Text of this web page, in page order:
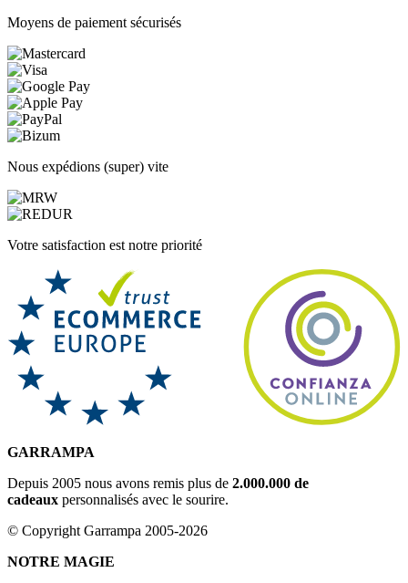
Moyens de paiement sécurisés
Nous expédions (super) vite
Votre satisfaction est notre priorité
GARRAMPA
Depuis 2005 nous avons remis plus de 2.000.000 de
cadeaux personnalisés avec le sourire.
© Copyright Garrampa 2005-2026
NOTRE MAGIE